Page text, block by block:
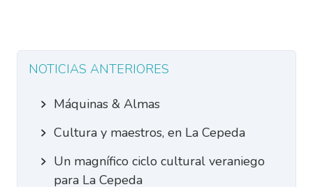
NOTICIAS ANTERIORES
Máquinas & Almas
Cultura y maestros, en La Cepeda
Un magnífico ciclo cultural veraniego
para La Cepeda